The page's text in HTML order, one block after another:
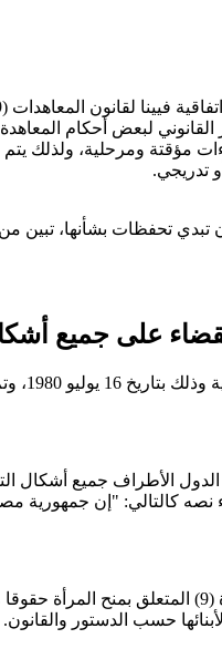
القانوني لبعض أحكام
مؤقتة ومرحلية، ولذلك يتم
تدريجي.
تبدي تحفظات بشأنھا، تبين
على جميع
جاءت تحفظات مصر على 4 مواد وهي:
"تشجب الدول الأطراف جميع
كالتالي: "إن جمهورية مصر
تحفظت مصر على نص الفقرة (2) من
حسب الدستور والقانون.